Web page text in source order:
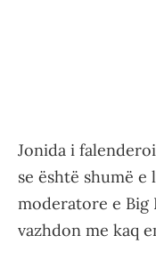
Jonida i
se është shumë
moderatore e Big
vazhdon me kaq